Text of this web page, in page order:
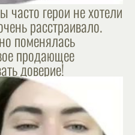
герои не хотели
расстраивало.
поменялась
продающее
доверие!